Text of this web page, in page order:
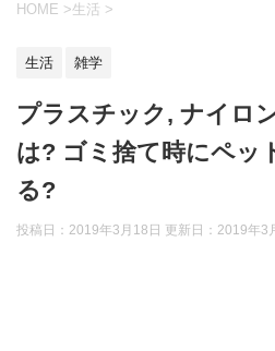
HOME >生活 >
生活 雑学
プラスチック, ナイロ
は? ゴミ捨て時にペッ
る?
投稿日：2019年3月18日 更新日： 2019年3